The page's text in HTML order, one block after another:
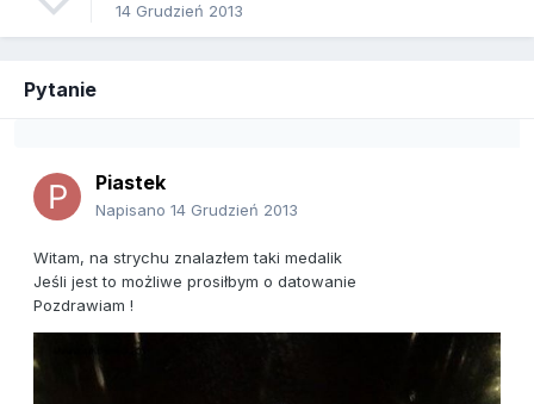
14 Grudzień 2013
Pytanie
Piastek
Napisano 14 Grudzień 2013
Witam, na strychu znalazłem taki medalik
Jeśli jest to możliwe prosiłbym o datowanie
Pozdrawiam !